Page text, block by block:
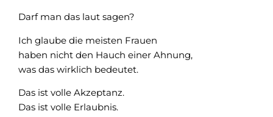
Darf man das laut sagen?
Ich glaube die meisten Frauen
haben nicht den Hauch einer Ahnung,
was das wirklich bedeutet.
Das ist volle Akzeptanz.
Das ist volle Erlaubnis.